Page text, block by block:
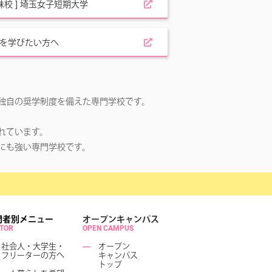
校 ] 埼玉女子短期大学
学びたい方へ
の奨学制度を備えた専門学校です。
います。
強い専門学校です。
者別メニュー
社会人・大学生・
フリーターの方へ
オープンキャンパス
OPEN CAMPUS
― オープン
キャンパス
トップ